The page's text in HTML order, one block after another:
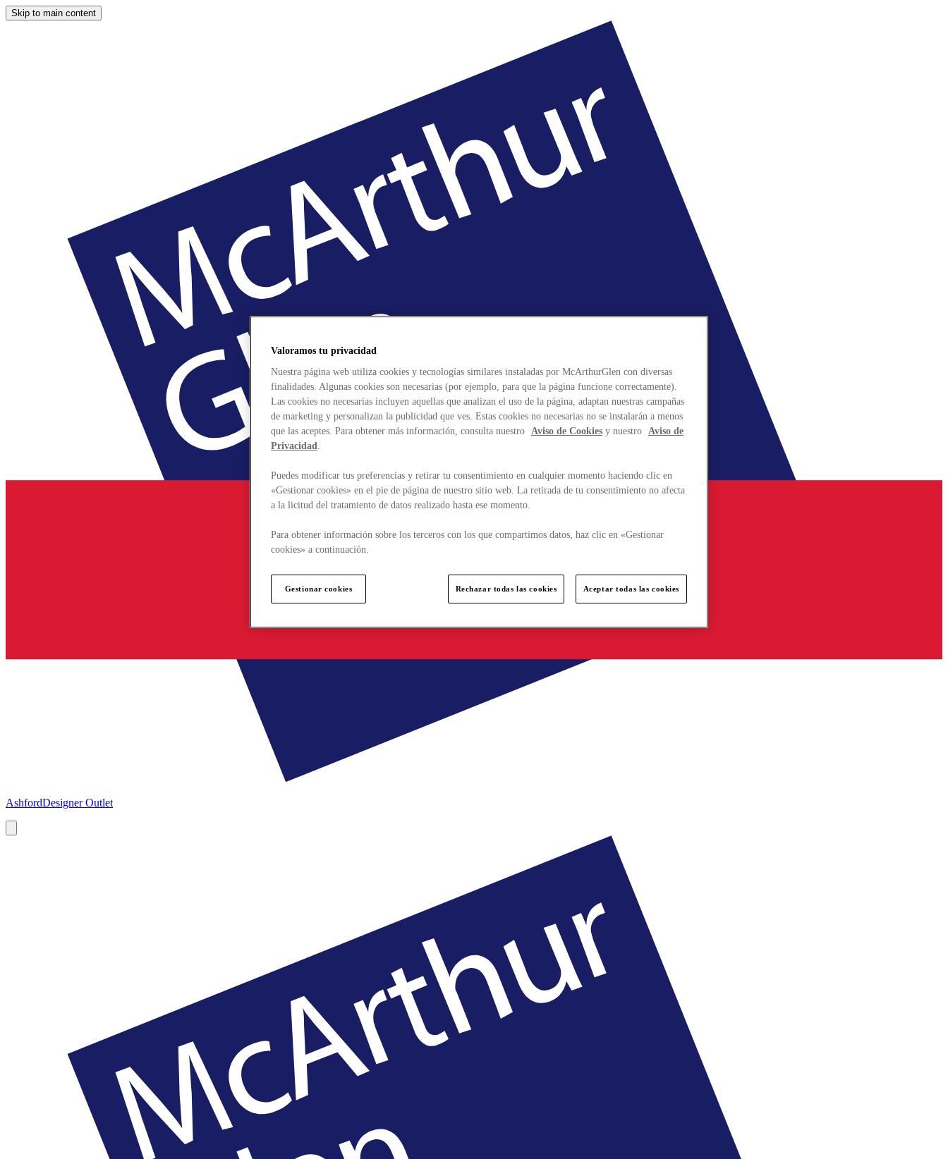
Skip to main content
AshfordDesigner Outlet
Valoramos tu privacidad
Nuestra página web utiliza cookies y tecnologías similares instaladas por McArthurGlen con diversas
finalidades. Algunas cookies son necesarias (por ejemplo, para que la página funcione correctamente).
Las cookies no necesarias incluyen aquellas que analizan el uso de la página, adaptan nuestras campañas
de marketing y personalizan la publicidad que ves. Estas cookies no necesarias no se instalarán a menos
que las aceptes. Para obtener más información, consulta nuestro Aviso de Cookies y nuestro Aviso de
Privacidad.
Puedes modificar tus preferencias y retirar tu consentimiento en cualquier momento haciendo clic en
«Gestionar cookies» en el pie de página de nuestro sitio web. La retirada de tu consentimiento no afecta
a la licitud del tratamiento de datos realizado hasta ese momento.
Para obtener información sobre los terceros con los que compartimos datos, haz clic en «Gestionar
cookies» a continuación.
Gestionar cookies Rechazar todas las cookies Aceptar todas las cookies